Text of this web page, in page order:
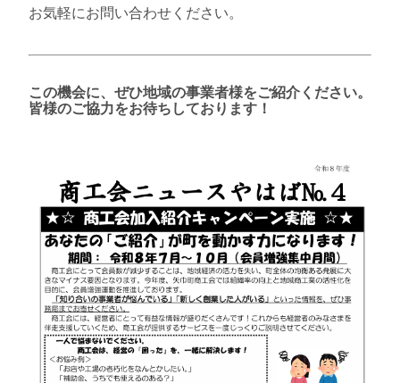
お気軽にお問い合わせください。
この機会に、ぜひ地域の事業者様をご紹介ください。
皆様のご協力をお待ちしております！